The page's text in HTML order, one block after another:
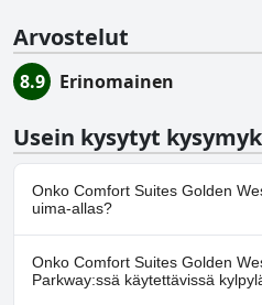
Arvostelut
8.9 Erinomainen
Usein kysytyt
Onko Comfort Suites Golden
uima-allas?
Kyllä, Comfort Suites Golden West
uima-allas/altaita, jotka kuuluvat
seuraavista luokista: Lämmitetty
Onko Comfort Suites Golden
Parkway:ssä käytettävissä